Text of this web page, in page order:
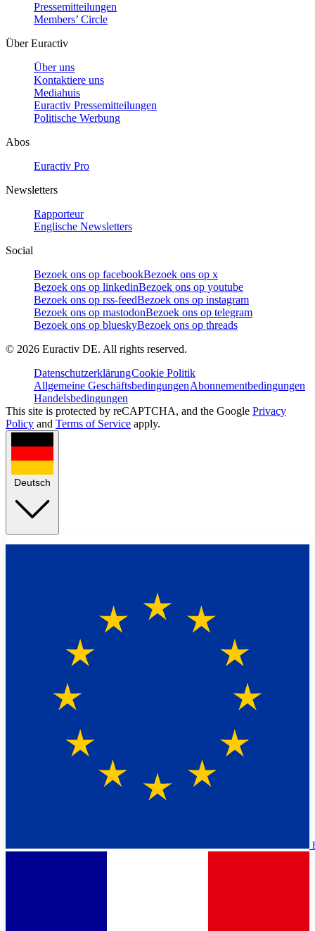
Pressemitteilungen
Members’ Circle
Über Euractiv
Über uns
Kontaktiere uns
Mediahuis
Euractiv Pressemitteilungen
Politische Werbung
Abos
Euractiv Pro
Newsletters
Rapporteur
Englische Newsletters
Social
Bezoek ons op facebookBezoek ons op x
Bezoek ons op linkedinBezoek ons op youtube
Bezoek ons op rss-feedBezoek ons op instagram
Bezoek ons op mastodonBezoek ons op telegram
Bezoek ons op blueskyBezoek ons op threads
© 2026 Euractiv DE. All rights reserved.
DatenschutzerklärungCookie Politik
Allgemeine GeschäftsbedingungenAbonnementbedingungen
Handelsbedingungen
This site is protected by reCAPTCHA, and the Google Privacy
Policy and Terms of Service apply.
Deutsch